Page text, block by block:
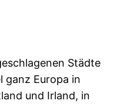
Städte
ganz Europa in
und Irland, in